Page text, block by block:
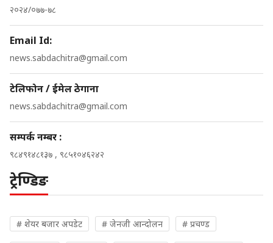
२०२४/०७७-७८
Email Id:
news.sabdachitra@gmail.com
टेलिफोन / ईमेल ठेगाना
news.sabdachitra@gmail.com
सम्पर्क नम्बर :
९८४९१४८१३७ , ९८५१०४६२४२
ट्रेण्डिङ
# शेयर बजार अपडेट # जेनजी आन्दोलन # प्रचण्ड